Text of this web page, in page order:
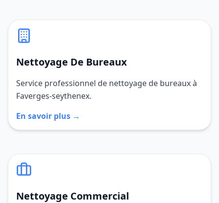
Nettoyage De Bureaux
Service professionnel de nettoyage de bureaux à
Faverges-seythenex.
En savoir plus →
Nettoyage Commercial